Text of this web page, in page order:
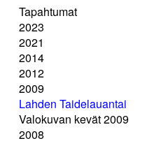
Tapahtumat
2023
2021
2014
2012
2009
Lahden Taidelauantai
Valokuvan kevät 2009
2008